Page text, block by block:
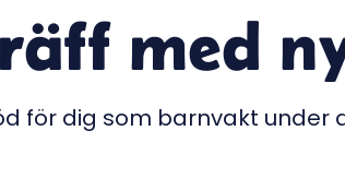
med
för dig som barnvakt under